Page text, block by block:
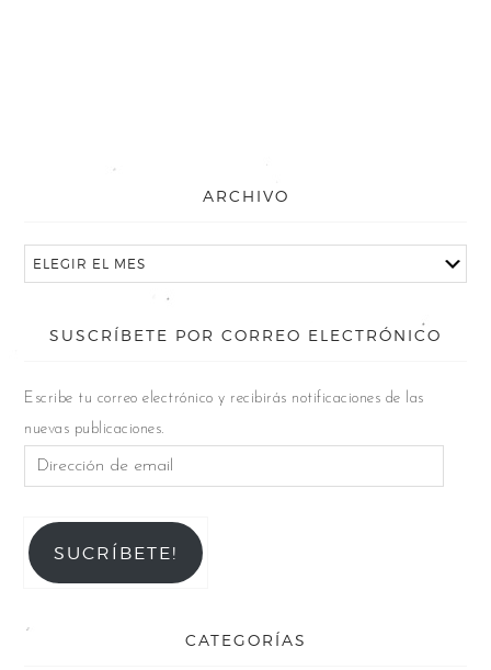
ARCHIVO
SUSCRÍBETE POR CORREO ELECTRÓNICO
Escribe tu correo electrónico y recibirás notificaciones de las
nuevas publicaciones.
SUCRÍBETE!
CATEGORÍAS